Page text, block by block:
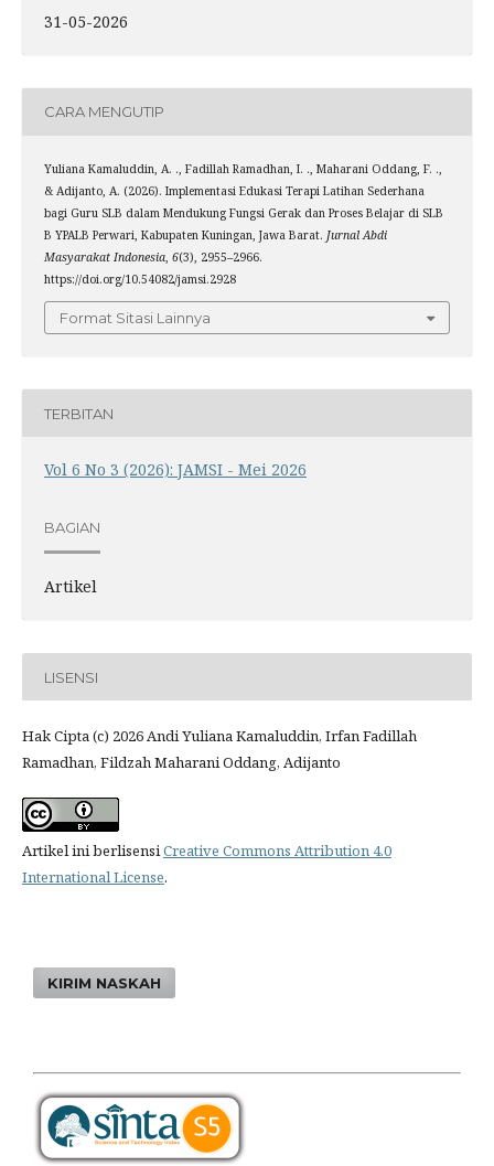
31-05-2026
CARA MENGUTIP
Yuliana Kamaluddin, A. ., Fadillah Ramadhan, I. ., Maharani Oddang, F. .,
& Adijanto, A. (2026). Implementasi Edukasi Terapi Latihan Sederhana
bagi Guru SLB dalam Mendukung Fungsi Gerak dan Proses Belajar di SLB
B YPALB Perwari, Kabupaten Kuningan, Jawa Barat. Jurnal Abdi
Masyarakat Indonesia, 6(3), 2955–2966.
https://doi.org/10.54082/jamsi.2928
Format Sitasi Lainnya
TERBITAN
Vol 6 No 3 (2026): JAMSI - Mei 2026
BAGIAN
Artikel
LISENSI
Hak Cipta (c) 2026 Andi Yuliana Kamaluddin, Irfan Fadillah
Ramadhan, Fildzah Maharani Oddang, Adijanto
Artikel ini berlisensiCreative Commons Attribution 4.0
International License.
KIRIM NASKAH